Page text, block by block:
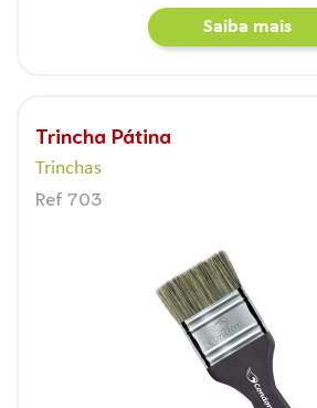
Saiba mais
Trincha Pátina
Trinchas
Ref 703